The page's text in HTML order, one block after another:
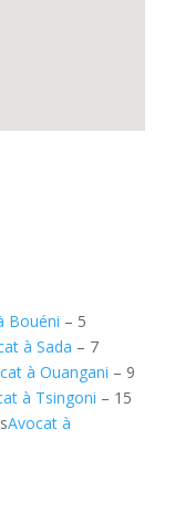
Bouéni – 5
à Sada – 7
à Ouangani – 9
à Tsingoni – 15
Avocat à